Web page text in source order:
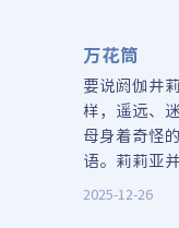
万花筒
要说阏伽井
样，遥远、
母身着奇怪
语。莉莉亚
晃着双腿。
2025-12-26